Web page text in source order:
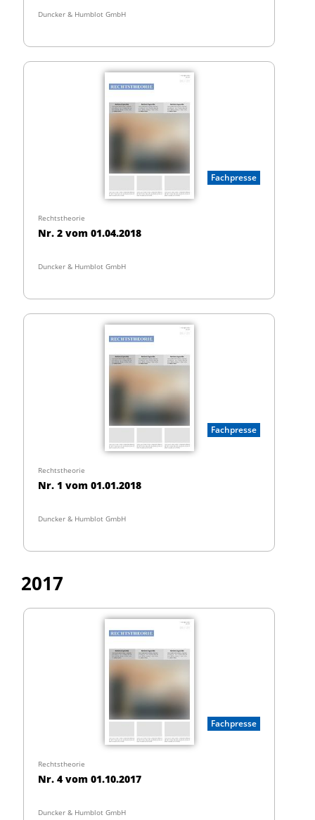
Duncker & Humblot GmbH
Fachpresse
Rechtstheorie
Nr. 2 vom 01.04.2018
Duncker & Humblot GmbH
Fachpresse
Rechtstheorie
Nr. 1 vom 01.01.2018
Duncker & Humblot GmbH
2017
Fachpresse
Rechtstheorie
Nr. 4 vom 01.10.2017
Duncker & Humblot GmbH